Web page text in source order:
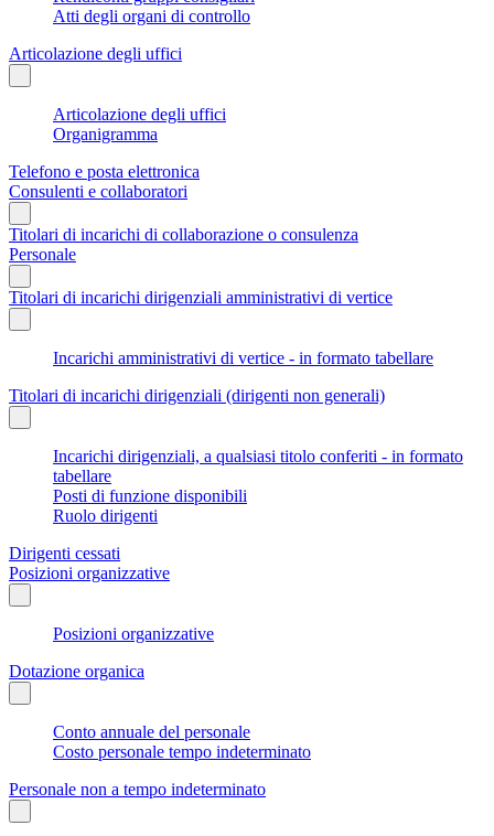
Atti degli organi di controllo
Articolazione degli uffici
Articolazione degli uffici
Organigramma
Telefono e posta elettronica
Consulenti e collaboratori
Titolari di incarichi di collaborazione o consulenza
Personale
Titolari di incarichi dirigenziali amministrativi di vertice
Incarichi amministrativi di vertice - in formato tabellare
Titolari di incarichi dirigenziali (dirigenti non generali)
Incarichi dirigenziali, a qualsiasi titolo conferiti - in formato
tabellare
Posti di funzione disponibili
Ruolo dirigenti
Dirigenti cessati
Posizioni organizzative
Posizioni organizzative
Dotazione organica
Conto annuale del personale
Costo personale tempo indeterminato
Personale non a tempo indeterminato